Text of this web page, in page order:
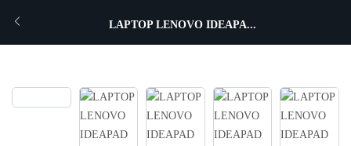
LAPTOP LENOVO IDEAPA...